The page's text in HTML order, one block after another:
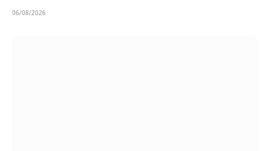
06/08/2026